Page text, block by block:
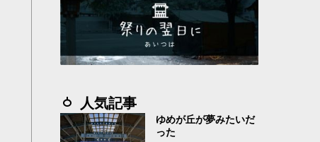
人気記事
ゆめが丘が夢みたいだ
った